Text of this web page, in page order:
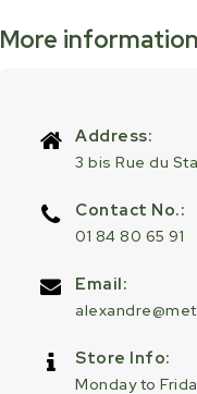
More information
Address:
3 bis Rue du
Contact No.:
01 84 80 65 91
Email:
Store Info:
Monday to